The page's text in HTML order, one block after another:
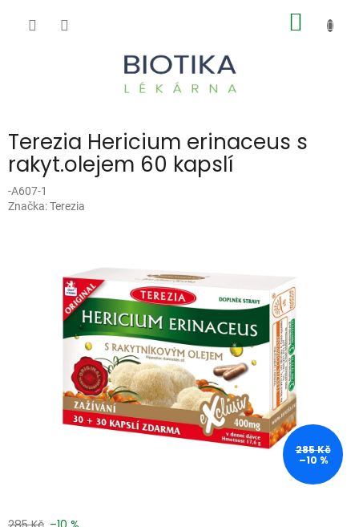
Terezia Hericium erinaceus s
rakyt.olejem 60 kapslí
-A607-1
Značka:Terezia
285 Kč
–10 %